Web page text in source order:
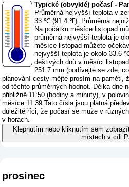
Typické (obvyklé) počasí -
Průměrná nejvyšší teplota v
33 ℃ (91.4 ℉). Průměrná
Na počátku měsíce listopad
průměrná nejvyšší teplota je
měsíce listopad můžete
nejvyšší teplota je okolo 33.6
deštivých dnů v měsíci
251.7 mm (podívejte se zde,
plánování cesty mějte prosím na paměti,
od těchto průměrných hodnot. Délka dne
přibližně 11:50 (hodiny a minuty), v
měsíce 11:39.Tato čísla jsou platná
důležité říci, že počasí se může v
v horách.
Klepnutím nebo kliknutím sem
místech v cíli
prosinec